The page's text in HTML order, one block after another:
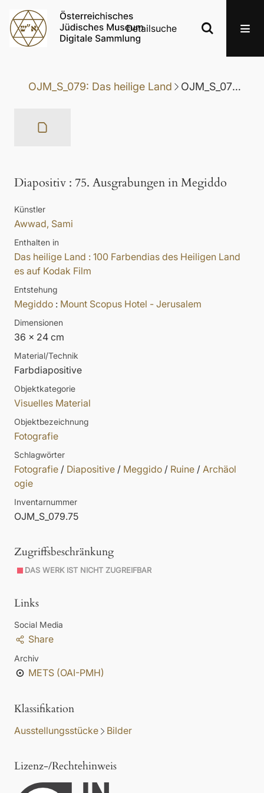
Detailsuche
OJM_S_079: Das heilige Land OJM_S_079.75: Diapositiv
Diapositiv : 75. Ausgrabungen in Megiddo
Künstler
Awwad, Sami
Enthalten in
Das heilige Land : 100 Farbendias des Heiligen Land
es auf Kodak Film
Entstehung
Megiddo : Mount Scopus Hotel - Jerusalem
Dimensionen
36 x 24 cm
Material/Technik
Farbdiapositive
Objektkategorie
Visuelles Material
Objektbezeichnung
Fotografie
Schlagwörter
Fotografie / Diapositive / Meggido / Ruine / Archäol
ogie
Inventarnummer
OJM_S_079.75
Zugriffsbeschränkung
DAS WERK IST NICHT ZUGREIFBAR
Links
Social Media
Share
Archiv
METS (OAI-PMH)
Klassifikation
Ausstellungsstücke Bilder
Lizenz-/Rechtehinweis